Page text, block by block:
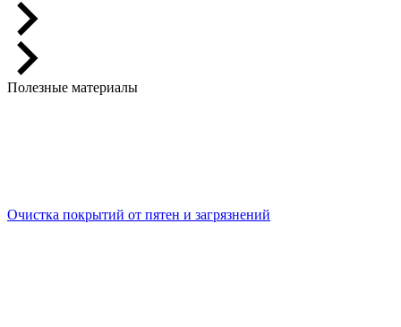
Полезные материалы
Очистка покрытий от пятен и загрязнений